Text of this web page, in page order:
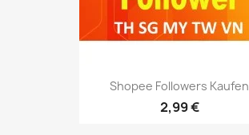
Shopee Followers Kaufen
2,99 €